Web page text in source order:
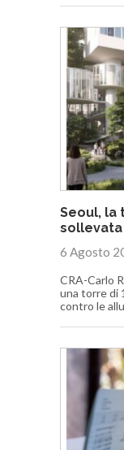
Seoul, la
sollevata
6 Agosto
CRA-Carlo
una torre di
contro le